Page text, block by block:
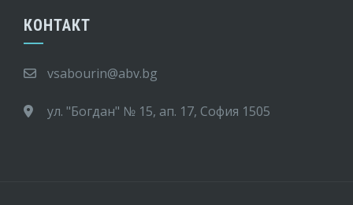
КОНТАКТ
vsabourin@abv.bg
ул. "Богдан" № 15, ап. 17, София 1505